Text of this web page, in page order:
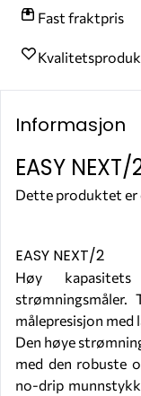
Fast fraktpris
Informasjon
EASY
Dette produktet er
EASY NEXT/2
Høy
strømningsmåler.
målepresisjon med
Den høye
med den robuste
no-drip